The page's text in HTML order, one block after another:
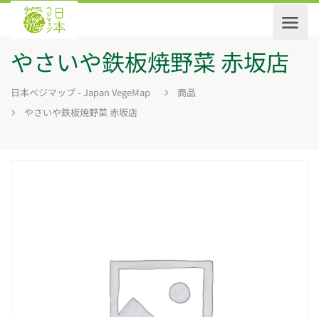
やさいや鉄板焼野菜 赤坂店
日本ベジマップ - Japan VegeMap
商品
やさいや鉄板焼野菜 赤坂店